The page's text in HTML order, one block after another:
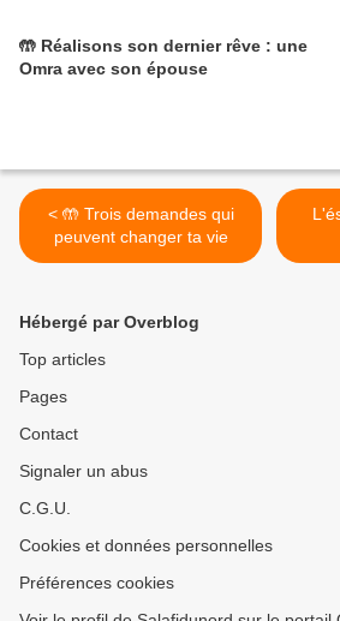
🤲 Réalisons son dernier rêve : une
Omra avec son épouse
< 🤲 Trois demandes qui
peuvent changer ta vie
Hébergé par Overblog
Top articles
Pages
Contact
Signaler un abus
C.G.U.
Cookies et données personnelles
Préférences cookies